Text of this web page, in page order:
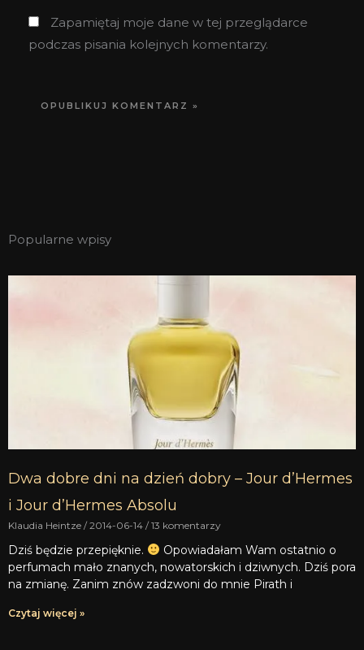
Zapamiętaj moje dane w tej przeglądarce
podczas pisania kolejnych komentarzy.
Popularne wpisy
Dwa dobre dni na dzień dobry – Jour d’Hermes
i Jour d’Hermes Absolu
Klaudia Heintze 2014-06-14 13 komentarzy
Dziś będzie przepięknie.
Opowiadałam Wam ostatnio o
perfumach mało znanych, nowatorskich i dziwnych. Dziś pora
na zmianę. Zanim znów zadzwoni do mnie Pirath i
Czytaj więcej »